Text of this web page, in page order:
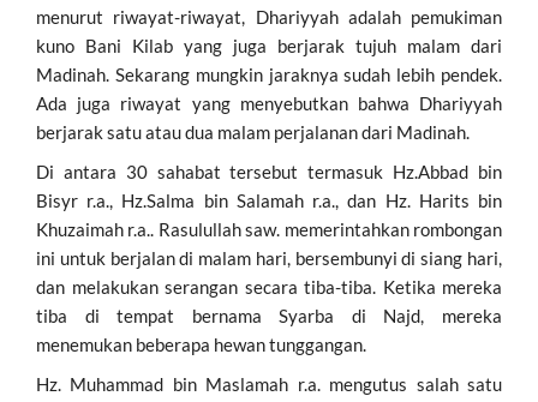
menurut riwayat-riwayat, Dhariyyah adalah pemukiman
kuno Bani Kilab yang juga berjarak tujuh malam dari
Madinah. Sekarang mungkin jaraknya sudah lebih pendek.
Ada juga riwayat yang menyebutkan bahwa Dhariyyah
berjarak satu atau dua malam perjalanan dari Madinah.
Di antara 30 sahabat tersebut termasuk Hz.Abbad bin
Bisyr r.a., Hz.Salma bin Salamah r.a., dan Hz. Harits bin
Khuzaimah r.a.. Rasulullah saw. memerintahkan rombongan
ini untuk berjalan di malam hari, bersembunyi di siang hari,
dan melakukan serangan secara tiba-tiba. Ketika mereka
tiba di tempat bernama Syarba di Najd, mereka
menemukan beberapa hewan tunggangan.
Hz. Muhammad bin Maslamah r.a. mengutus salah satu